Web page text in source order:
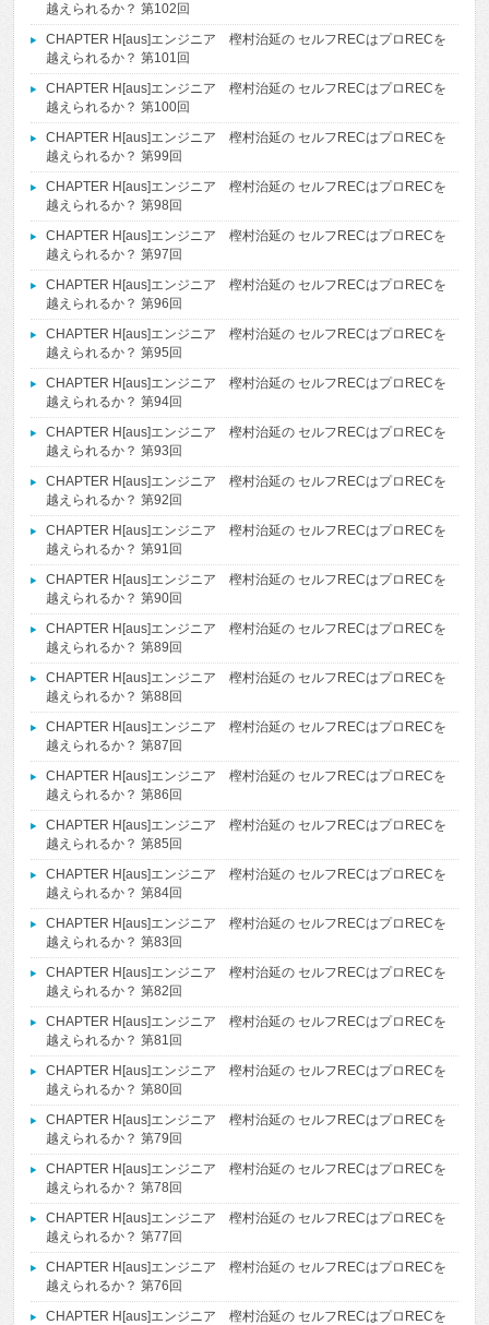
越えられるか？ 第102回
CHAPTER H[aus]エンジニア 樫村治延の セルフRECはプロRECを
越えられるか？ 第101回
CHAPTER H[aus]エンジニア 樫村治延の セルフRECはプロRECを
越えられるか？ 第100回
CHAPTER H[aus]エンジニア 樫村治延の セルフRECはプロRECを
越えられるか？ 第99回
CHAPTER H[aus]エンジニア 樫村治延の セルフRECはプロRECを
越えられるか？ 第98回
CHAPTER H[aus]エンジニア 樫村治延の セルフRECはプロRECを
越えられるか？ 第97回
CHAPTER H[aus]エンジニア 樫村治延の セルフRECはプロRECを
越えられるか？ 第96回
CHAPTER H[aus]エンジニア 樫村治延の セルフRECはプロRECを
越えられるか？ 第95回
CHAPTER H[aus]エンジニア 樫村治延の セルフRECはプロRECを
越えられるか？ 第94回
CHAPTER H[aus]エンジニア 樫村治延の セルフRECはプロRECを
越えられるか？ 第93回
CHAPTER H[aus]エンジニア 樫村治延の セルフRECはプロRECを
越えられるか？ 第92回
CHAPTER H[aus]エンジニア 樫村治延の セルフRECはプロRECを
越えられるか？ 第91回
CHAPTER H[aus]エンジニア 樫村治延の セルフRECはプロRECを
越えられるか？ 第90回
CHAPTER H[aus]エンジニア 樫村治延の セルフRECはプロRECを
越えられるか？ 第89回
CHAPTER H[aus]エンジニア 樫村治延の セルフRECはプロRECを
越えられるか？ 第88回
CHAPTER H[aus]エンジニア 樫村治延の セルフRECはプロRECを
越えられるか？ 第87回
CHAPTER H[aus]エンジニア 樫村治延の セルフRECはプロRECを
越えられるか？ 第86回
CHAPTER H[aus]エンジニア 樫村治延の セルフRECはプロRECを
越えられるか？ 第85回
CHAPTER H[aus]エンジニア 樫村治延の セルフRECはプロRECを
越えられるか？ 第84回
CHAPTER H[aus]エンジニア 樫村治延の セルフRECはプロRECを
越えられるか？ 第83回
CHAPTER H[aus]エンジニア 樫村治延の セルフRECはプロRECを
越えられるか？ 第82回
CHAPTER H[aus]エンジニア 樫村治延の セルフRECはプロRECを
越えられるか？ 第81回
CHAPTER H[aus]エンジニア 樫村治延の セルフRECはプロRECを
越えられるか？ 第80回
CHAPTER H[aus]エンジニア 樫村治延の セルフRECはプロRECを
越えられるか？ 第79回
CHAPTER H[aus]エンジニア 樫村治延の セルフRECはプロRECを
越えられるか？ 第78回
CHAPTER H[aus]エンジニア 樫村治延の セルフRECはプロRECを
越えられるか？ 第77回
CHAPTER H[aus]エンジニア 樫村治延の セルフRECはプロRECを
越えられるか？ 第76回
CHAPTER H[aus]エンジニア 樫村治延の セルフRECはプロRECを